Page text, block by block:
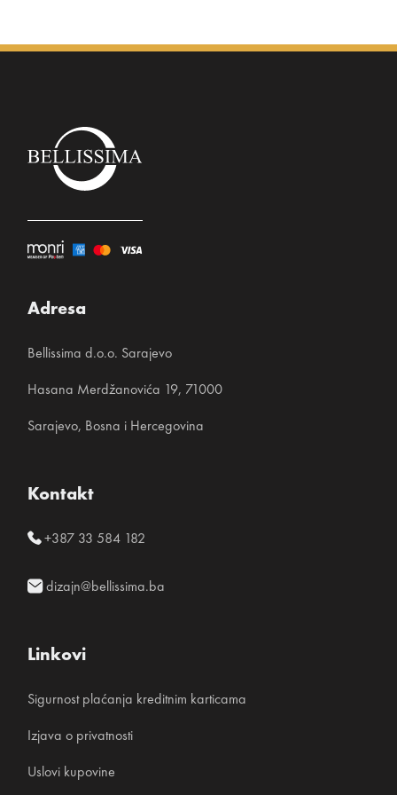
Adresa
Bellissima d.o.o. Sarajevo
Hasana Merdžanovića 19, 71000
Sarajevo, Bosna i Hercegovina
Kontakt
+387 33 584 182
dizajn@bellissima.ba
Linkovi
Sigurnost plaćanja kreditnim karticama
Izjava o privatnosti
Uslovi kupovine